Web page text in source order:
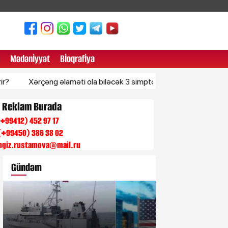
Mədənİyyət Bİoqrafİya
əlaməti ola biləcək 3 simptom - Tez-tez nəzərdən qaçırılır
Burada
452 97 17
386 38 02
Gündəm